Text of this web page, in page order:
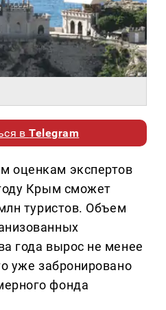
вTelegram
оценкам экспертов
Крым сможет
туристов. Объем
года вырос не менее
уже забронировано
фонда